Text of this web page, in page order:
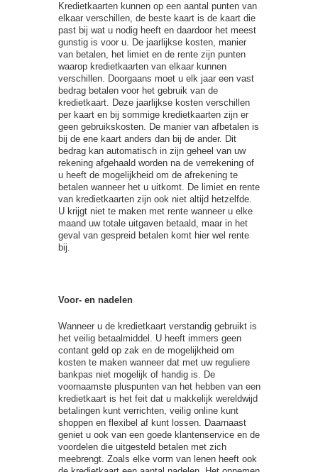
Kredietkaarten kunnen op een aantal punten van
elkaar verschillen, de beste kaart is de kaart die
past bij wat u nodig heeft en daardoor het meest
gunstig is voor u. De jaarlijkse kosten, manier
van betalen, het limiet en de rente zijn punten
waarop kredietkaarten van elkaar kunnen
verschillen. Doorgaans moet u elk jaar een vast
bedrag betalen voor het gebruik van de
kredietkaart. Deze jaarlijkse kosten verschillen
per kaart en bij sommige kredietkaarten zijn er
geen gebruikskosten. De manier van afbetalen is
bij de ene kaart anders dan bij de ander. Dit
bedrag kan automatisch in zijn geheel van uw
rekening afgehaald worden na de verrekening of
u heeft de mogelijkheid om de afrekening te
betalen wanneer het u uitkomt. De limiet en rente
van kredietkaarten zijn ook niet altijd hetzelfde.
U krijgt niet te maken met rente wanneer u elke
maand uw totale uitgaven betaald, maar in het
geval van gespreid betalen komt hier wel rente
bij.
Voor- en nadelen
Wanneer u de kredietkaart verstandig gebruikt is
het veilig betaalmiddel. U heeft immers geen
contant geld op zak en de mogelijkheid om
kosten te maken wanneer dat met uw reguliere
bankpas niet mogelijk of handig is. De
voornaamste pluspunten van het hebben van een
kredietkaart is het feit dat u makkelijk wereldwijd
betalingen kunt verrichten, veilig online kunt
shoppen en flexibel af kunt lossen. Daarnaast
geniet u ook van een goede klantenservice en de
voordelen die uitgesteld betalen met zich
meebrengt. Zoals elke vorm van lenen heeft ook